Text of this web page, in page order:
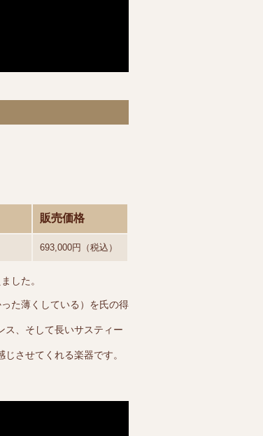
販売価格
693,000円（税込）
した。
た薄くしている）を氏の得
ス、そして長いサスティー
させてくれる楽器です。